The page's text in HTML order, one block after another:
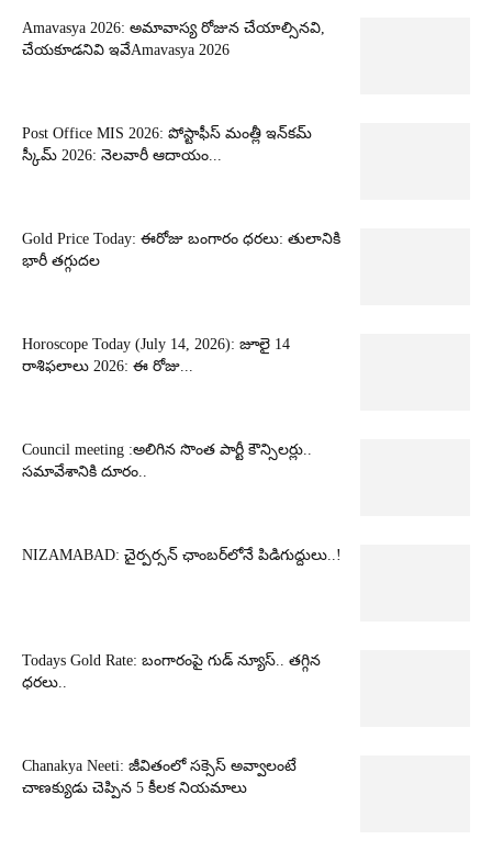
Amavasya 2026: అమావాస్య రోజున చేయాల్సినవి,
చేయకూడనివి ఇవేAmavasya 2026
Post Office MIS 2026: పోస్టాఫీస్ మంత్లీ ఇన్‌కమ్
స్కీమ్ 2026: నెలవారీ ఆదాయం...
Gold Price Today: ఈరోజు బంగారం ధరలు: తులానికి
భారీ తగ్గుదల
Horoscope Today (July 14, 2026): జూలై 14
రాశిఫలాలు 2026: ఈ రోజు...
Council meeting :అలిగిన సొంత పార్టీ కౌన్సిలర్లు..
సమావేశానికి దూరం..
NIZAMABAD: చైర్పర్సన్ ఛాంబర్‌లోనే పిడిగుద్దులు..!
Todays Gold Rate: బంగారంపై గుడ్ న్యూస్.. తగ్గిన
ధరలు..
Chanakya Neeti: జీవితంలో సక్సెస్ అవ్వాలంటే
చాణక్యుడు చెప్పిన 5 కీలక నియమాలు